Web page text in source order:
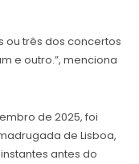
ou três dos concertos
e outro.”, menciona
de 2025, foi
de Lisboa,
antes do